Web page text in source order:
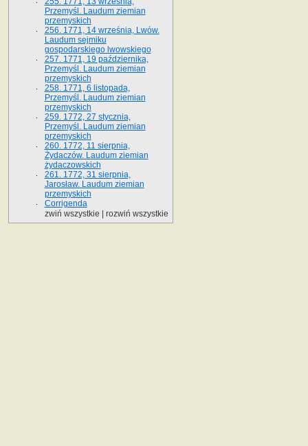
Przemyśl. Laudum ziemian
przemyskich
256. 1771, 14 września, Lwów.
Laudum sejmiku
gospodarskiego lwowskiego
257. 1771, 19 października,
Przemyśl. Laudum ziemian
przemyskich
258. 1771, 6 listopada,
Przemyśl. Laudum ziemian
przemyskich
259. 1772, 27 stycznia,
Przemyśl. Laudum ziemian
przemyskich
260. 1772, 11 sierpnia,
Żydaczów. Laudum ziemian
żydaczowskich
261. 1772, 31 sierpnia,
Jarosław. Laudum ziemian
przemyskich
Corrigenda
zwiń wszystkie
rozwiń wszystkie